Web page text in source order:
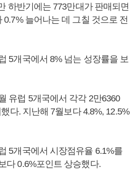
하반기에는 773만대가 판매되면
0.7% 늘어나는 데 그칠 것으로 전
5개국에서 8% 넘는 성장률을 보
유럽 5개국에서 각각 2만6360
다. 지난해 7월보다 4.8%, 12.5%
5개국에서 시장점유율 6.1%를
다 0.6%포인트 상승했다.